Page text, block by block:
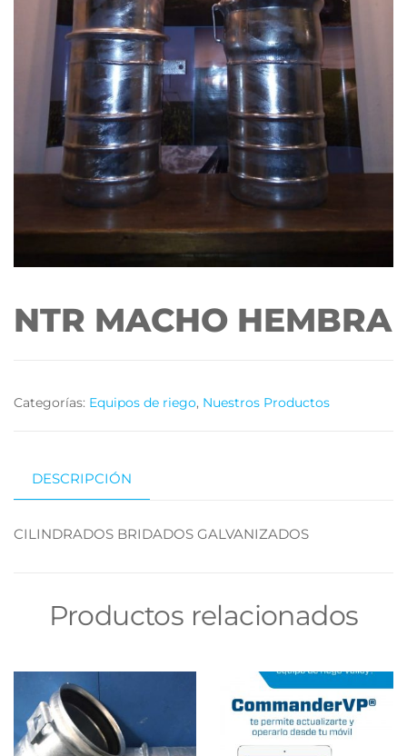
NTR MACHO HEMBRA
Categorías: Equipos de riego, Nuestros Productos
DESCRIPCIÓN
CILINDRADOS BRIDADOS GALVANIZADOS
Productos relacionados